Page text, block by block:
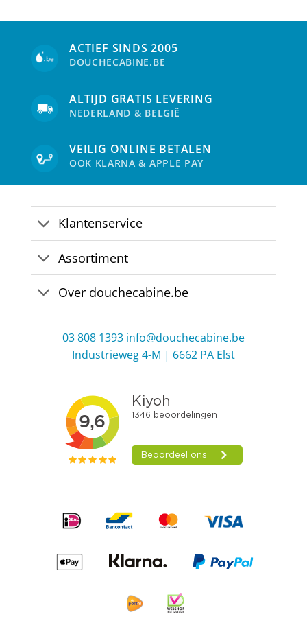
ACTIEF SINDS 2005
DOUCHECABINE.BE
ALTIJD GRATIS LEVERING
NEDERLAND & BELGIË
VEILIG ONLINE BETALEN
OOK KLARNA & APPLE PAY
Klantenservice
Assortiment
Over douchecabine.be
03 808 1393 info@douchecabine.be
Industrieweg 4-M | 6662 PA Elst